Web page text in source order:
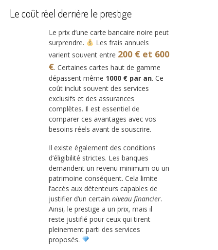
Le coût réel derrière le prestige
Le prix d’une carte bancaire noire peut
surprendre.
Les frais annuels
varient souvent entre 200 € et 600
€. Certaines cartes haut de gamme
dépassent même 1000 € par an. Ce
coût inclut souvent des services
exclusifs et des assurances
complètes. Il est essentiel de
comparer ces avantages avec vos
besoins réels avant de souscrire.
Il existe également des conditions
d’éligibilité strictes. Les banques
demandent un revenu minimum ou un
patrimoine conséquent. Cela limite
l’accès aux détenteurs capables de
justifier d’un certain niveau financier.
Ainsi, le prestige a un prix, mais il
reste justifié pour ceux qui tirent
pleinement parti des services
proposés.